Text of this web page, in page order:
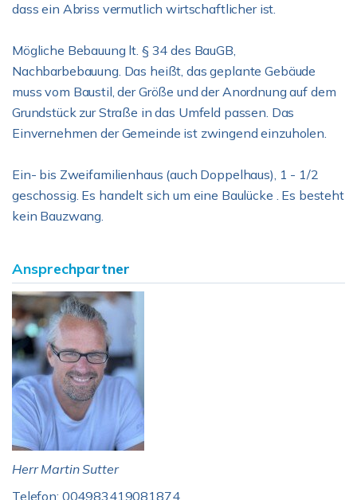
dass ein Abriss vermutlich wirtschaftlicher ist.
Mögliche Bebauung lt. § 34 des BauGB,
Nachbarbebauung. Das heißt, das geplante Gebäude
muss vom Baustil, der Größe und der Anordnung auf dem
Grundstück zur Straße in das Umfeld passen. Das
Einvernehmen der Gemeinde ist zwingend einzuholen.
Ein- bis Zweifamilienhaus (auch Doppelhaus), 1 - 1/2
geschossig. Es handelt sich um eine Baulücke . Es besteht
kein Bauzwang.
Ansprechpartner
Herr Martin Sutter
Telefon: 004983419081874